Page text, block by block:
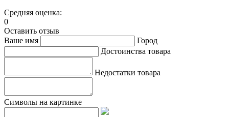
Средняя оценка:
0
Оставить отзыв
Ваше имя
Город
Достоинства товара
Недостатки товара
Символы на картинке